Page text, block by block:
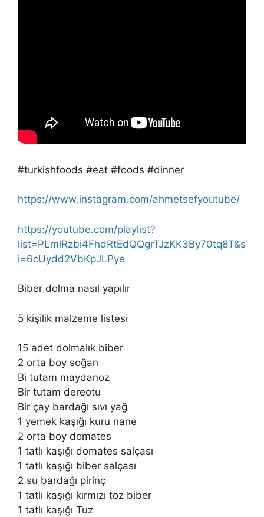
#turkishfoods #eat #foods #dinner
https://www.instagram.com/ahmetsefyoutube/
https://youtube.com/playlist?
list=PLmlRzbi4FhdRtEdQQgrTJzKK3By70tq8T&s
i=6cUydd2VbKpJLPye
Biber dolma nasıl yapılır
5 kişilik malzeme listesi
15 adet dolmalık biber
2 orta boy soğan
Bi tutam maydanoz
Bir tutam dereotu
Bir çay bardağı sıvı yağ
1 yemek kaşığı kuru nane
2 orta boy domates
1 tatlı kaşığı domates salçası
1 tatlı kaşığı biber salçası
2 su bardağı pirinç
1 tatlı kaşığı kırmızı toz biber
1 tatlı kaşığı Tuz